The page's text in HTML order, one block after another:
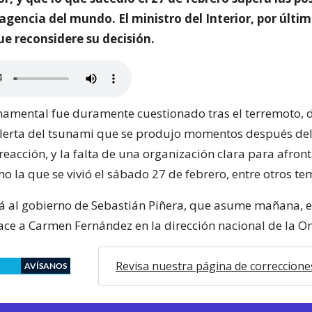
del mundo. El ministro del Interior, por
reconsidere su decisión.
fue duramente cuestionado tras el terremoto,
del tsunami que se produjo momentos después
y la falta de una organización clara para
la que se vivió el sábado 27 de febrero, entre otros
al gobierno de Sebastián Piñera, que asume mañana,
a Carmen Fernández en la dirección nacional de la
AVÍSANOS Revisa nuestra página de